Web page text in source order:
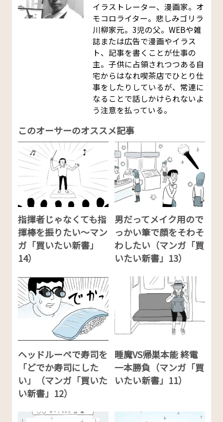
イラストレーター、漫画家。オ
モコロライター。悲しみゴリラ
川柳家元。3児の父。WEBや雑
誌または広告で漫画やイラス
ト、記事を書くことが仕事の
主。子供に占領されつつある自
宅からはなれ喫茶店でひとり仕
事をしたりしているが、常連に
なることで話しかけられないよ
う注意を払っている。
このオーサーのオススメ記事
指揮者じゃなくても指
揮棒を振りたい～マン
ガ「買いたい新書」
14）
男だってメイク用ので
っかい筆で顔をそわそ
わしたい（マンガ「買
いたい新書」13）
ヘッドルーペで寿司を
「どでか寿司にした
い」（マンガ「買いた
い新書」12）
睡魔VS帰巣本能 終電
一本勝負（マンガ「買
いたい新書」11）